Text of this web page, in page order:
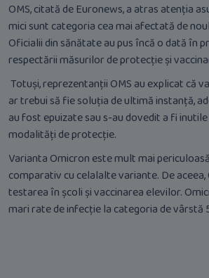
OMS, citată de Euronews, a atras atenția
mici sunt categoria cea mai afectată de
Oficialii din sănătate au pus încă o dată în
respectării măsurilor de protecție și
Totuși, reprezentanții OMS au explicat că
ar trebui să fie soluția de ultimă instanță,
au fost epuizate sau s-au dovedit a fi
modalități de protecție.
Varianta Omicron este mult mai
comparativ cu celalalte variante. De aceea,
testarea în școli și vaccinarea elevilor.
mari rate de infecție la categoria de vârstă